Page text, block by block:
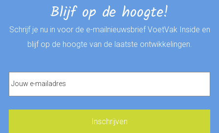
Blijf op de hoogte!
Schrijf je nu in voor de e-mailnieuwsbrief VoetVak Inside en
blijf op de hoogte van de laatste ontwikkelingen.